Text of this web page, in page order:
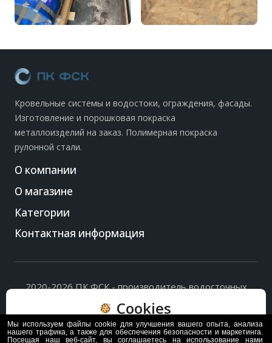
Кровельные системы и водостоки, ограждения, фасады.
Изготовление и порошковая покраска
металлоизделий на заказ. Полимерная покраска
рулонной стали.
О компании
О магазине
Категории
Контактная информация
2020-2026 ПК ФСК - производитель водосточных
Политика обработки персональных данных
на их обработку.
Cookies
Пользуясь сайтом, вы соглашаетесь с политикой
Мы используем файлы cookie для улучшения вашего опыта, анализа
нашего трафика, а также для обеспечения безопасности и маркетинга.
Посещая наш веб-сайт, вы соглашаетесь на использование нами